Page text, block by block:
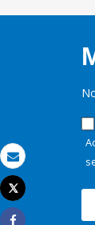
Correo
Imprimir
Tweet